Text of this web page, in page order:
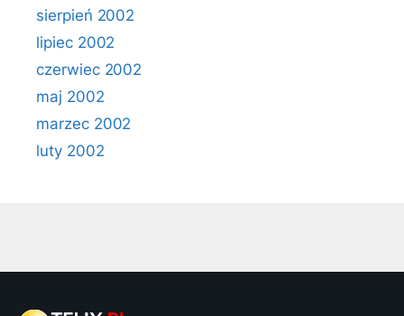
sierpień 2002
lipiec 2002
czerwiec 2002
maj 2002
marzec 2002
luty 2002